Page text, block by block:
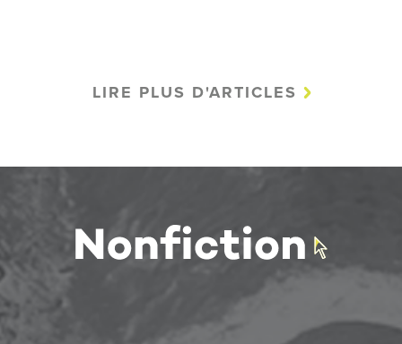
LIRE PLUS D'ARTICLES